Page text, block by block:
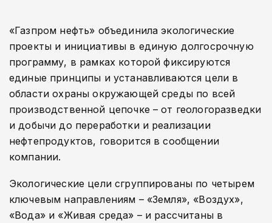
«Газпром нефть» объединила экологические
проекты и инициативы в единую долгосрочную
программу, в рамках которой фиксируются
единые принципы и устанавливаются цели в
области охраны окружающей среды по всей
производственной цепочке – от геологоразведки
и добычи до переработки и реализации
нефтепродуктов, говорится в сообщении
компании.
Экологические цели сгруппированы по четырем
ключевым направлениям – «Земля», «Воздух»,
«Вода» и «Живая среда» – и рассчитаны в